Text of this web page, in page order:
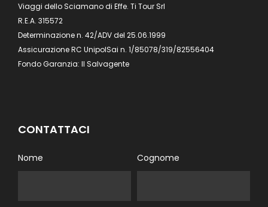
Viaggi dello Sciamano di Effe. Ti Tour Srl
R.E.A. 315572
Determinazione n. 42/ADV del 25.06.1999
Assicurazione RC UnipolSai n. 1/85078/319/82556404
Fondo Garanzia: Il Salvagente
CONTATTACI
Nome Cognome